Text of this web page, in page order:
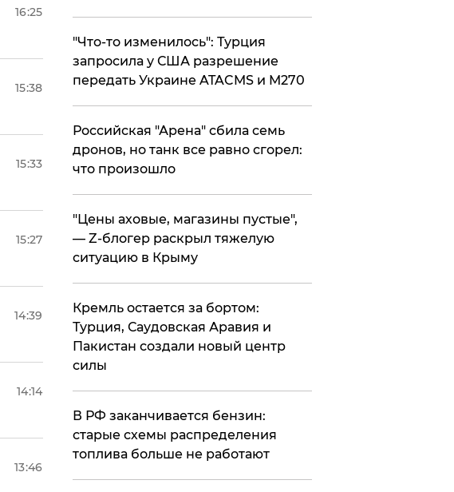
16:25
15:38
15:33
15:27
14:39
14:14
13:46
​"Что-то изменилось": Турция
запросила у США разрешение
передать Украине ATACMS и M270
​Российская "Арена" сбила семь
дронов, но танк все равно сгорел:
что произошло
​"Цены аховые, магазины пустые",
— Z-блогер раскрыл тяжелую
ситуацию в Крыму
​Кремль остается за бортом:
Турция, Саудовская Аравия и
Пакистан создали новый центр
силы
​В РФ заканчивается бензин:
старые схемы распределения
топлива больше не работают